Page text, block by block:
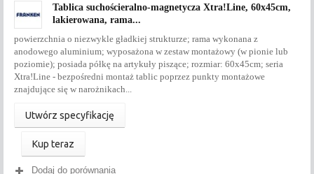
Tablica suchościeralno-magnetycza Xtra!Line, 60x45cm,
lakierowana, rama...
powierzchnia o niezwykle gładkiej strukturze; rama wykonana z
anodowego aluminium; wyposażona w zestaw montażowy (w pionie lub
poziomie); posiada półkę na artykuły piszące; rozmiar: 60x45cm; seria
Xtra!Line - bezpośredni montaż tablic poprzez punkty montażowe
znajdujące się w narożnikach...
Utwórz specyfikację
Kup teraz
Dodaj do porównania